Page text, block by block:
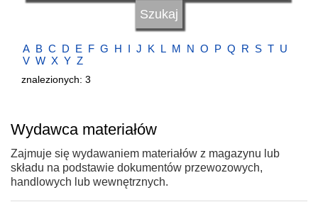
A B C D E F G H I J K L M N O P Q R S T U
V W X Y Z
znalezionych: 3
Wydawca materiałów
Zajmuje się wydawaniem materiałów z magazynu lub
składu na podstawie dokumentów przewozowych,
handlowych lub wewnętrznych.